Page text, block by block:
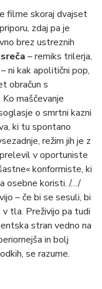
filme skoraj dvajset
zdaj pa je
brez ustreznih
– remiks trilerja,
ni kak apolitični pop,
obračun s
maščevanje
o smrtni kazni
ki tu spontano
režim jih je z
v oportuniste
konformiste, ki
osebne koristi. /…/
– če bi se sesuli, bi
tla. Preživijo pa tudi
stran vedno na
in bolj
se razume.